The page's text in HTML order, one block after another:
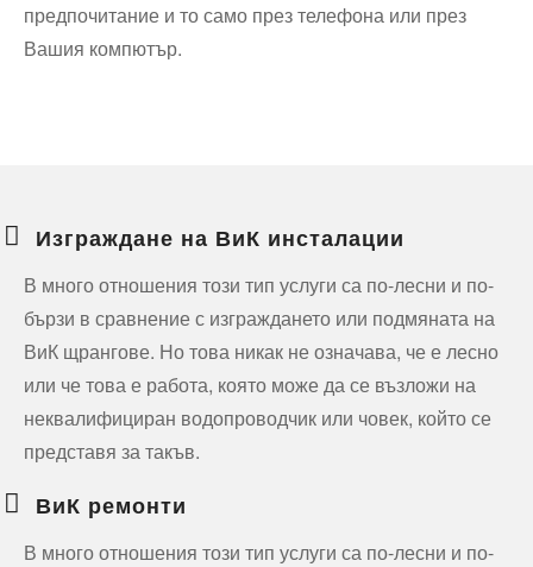
предпочитание и то само през телефона или през
Вашия компютър.
Изграждане на ВиК инсталации
В много отношения този тип услуги са по-лесни и по-
бързи в сравнение с изграждането или подмяната на
ВиК щрангове. Но това никак не означава, че е лесно
или че това е работа, която може да се възложи на
неквалифициран водопроводчик или човек, който се
представя за такъв.
ВиК ремонти
В много отношения този тип услуги са по-лесни и по-